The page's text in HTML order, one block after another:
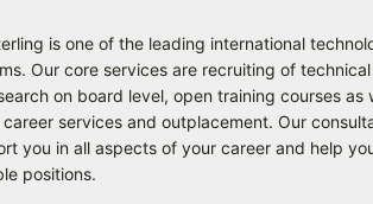
is one of the leading international
Our core services are recruiting of
on board level, open training courses as
services and outplacement. Our
you in all aspects of your career and help
positions.